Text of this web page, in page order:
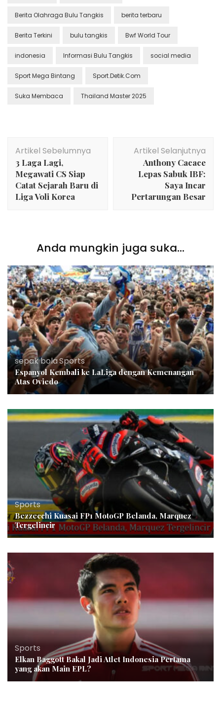
Berita Olahraga Bulu Tangkis berita terbaru
Berita Terkini bulu tangkis Bwf World Tour
indonesia Informasi Bulu Tangkis social media
Sport Mega Bintang Sport.Detik.Com
Suka Membaca Thailand Master 2025
Artikel
Artikel Sebelumnya
3 Laga Lagi,
Megawati CS Siap
Catat Sejarah Baru di
Liga Voli Korea
Artikel Selanjutnya
Anthony Cacace
Lepas Sabuk IBF:
Saya Incar
Pertarungan Besar
Anda mungkin juga suka...
sepak bola,Sports
Espanyol Kembali ke LaLiga dengan Kemenangan
Atas Oviedo
Sports
Bezzecchi Kuasai FP1 MotoGP Belanda, Marquez
Tergelincir
Sports
Elkan Baggott Bakal Jadi Atlet Indonesia Pertama
yang akan Main EPL?